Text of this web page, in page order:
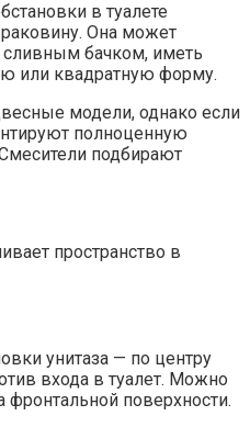
в туалете
Она может
сливным бачком, иметь
или квадратную форму.
модели, однако если
полноценную
подбирают
пространство в
унитаза — по центру
входа в туалет. Можно
фронтальной поверхности.